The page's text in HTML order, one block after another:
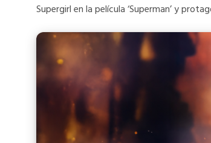
Supergirl en la película ‘Superman’ y